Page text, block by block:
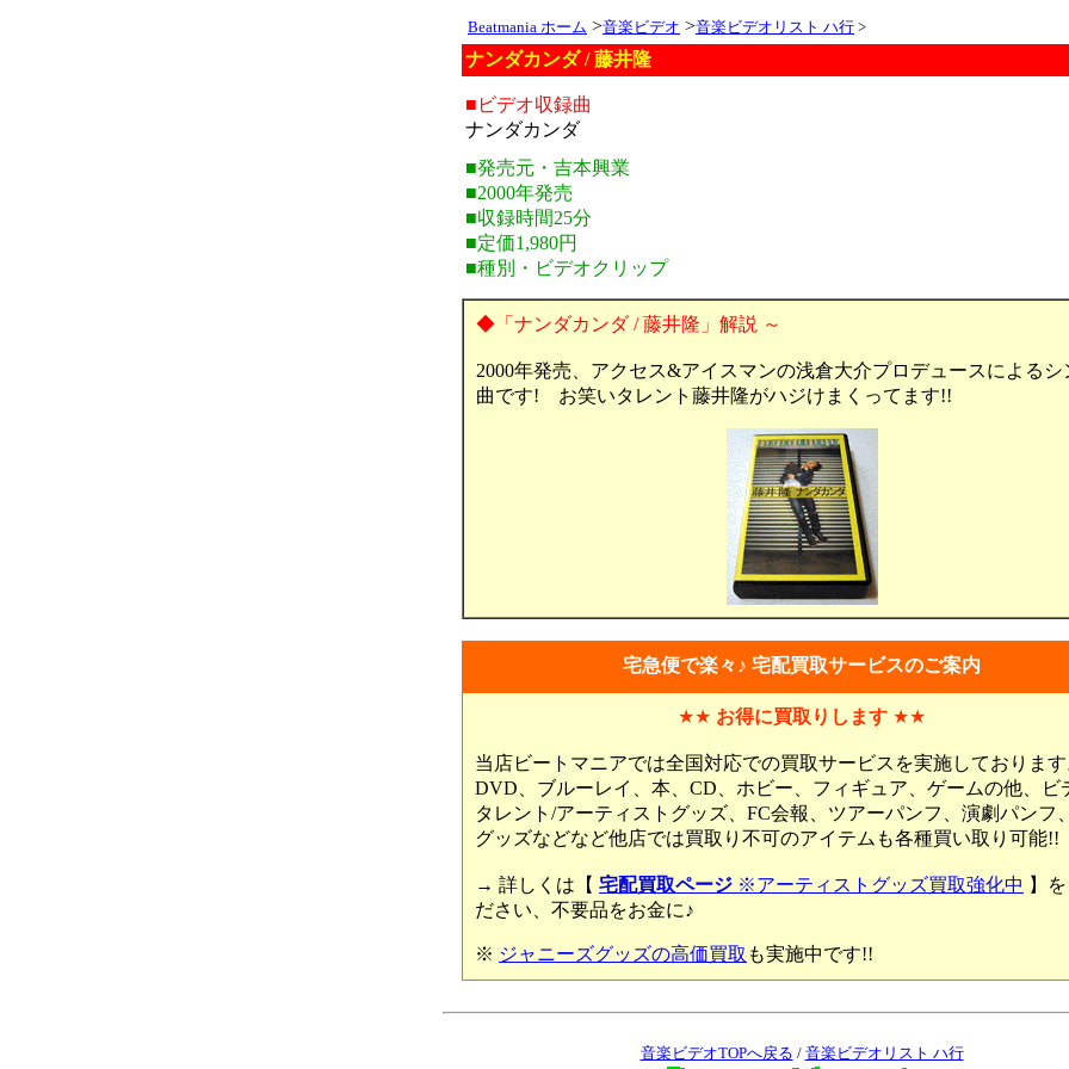
Beatmania ホーム >音楽ビデオ >音楽ビデオリスト ハ行 >
ナンダカンダ / 藤井隆
■ビデオ収録曲
ナンダカンダ
■発売元・吉本興業
■2000年発売
■収録時間25分
■定価1,980円
■種別・ビデオクリップ
◆「ナンダカンダ / 藤井隆」解説 ～
2000年発売、アクセス&アイスマンの浅倉大介プロデュースによるシ
曲です! お笑いタレント藤井隆がハジけまくってます!!
宅急便で楽々♪ 宅配買取サービスのご案内
★★ お得に買取りします ★★
当店ビートマニアでは全国対応での買取サービスを実施しておりま
DVD、ブルーレイ、本、CD、ホビー、フィギュア、ゲームの他、ビ
タレント/アーティストグッズ、FC会報、ツアーパンフ、演劇パンフ
グッズなどなど他店では買取り不可のアイテムも各種買い取り可能!!
→ 詳しくは【 宅配買取ページ ※アーティストグッズ買取強化中 】
ださい、不要品をお金に♪
※ ジャニーズグッズの高価買取 も実施中です!!
音楽ビデオTOPへ戻る / 音楽ビデオリスト ハ行